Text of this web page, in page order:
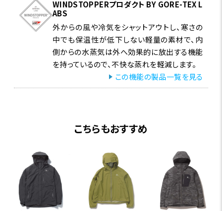
WINDSTOPPERプロダクト BY GORE-TEX L
ABS
外からの風や冷気をシャットアウトし、寒さの
中でも保温性が低下しない軽量の素材で、内
側からの水蒸気は外へ効果的に放出する機能
を持っているので、不快な蒸れを軽減します。
この機能の製品一覧を見る
こちらもおすすめ